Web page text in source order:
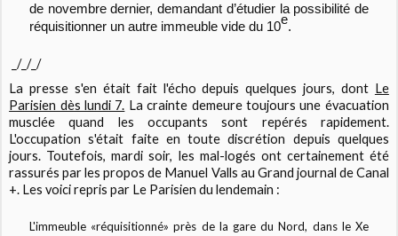
de novembre dernier, demandant d’étudier la possibilité de
réquisitionner un autre immeuble vide du 10e.
_/_/_/
La presse s'en était fait l'écho depuis quelques jours, dont Le
Parisien dès lundi 7. La crainte demeure toujours une évacuation
musclée quand les occupants sont repérés rapidement.
L'occupation s'était faite en toute discrétion depuis quelques
jours. Toutefois, mardi soir, les mal-logés ont certainement été
rassurés par les propos de Manuel Valls au Grand journal de Canal
+. Les voici repris par Le Parisien du lendemain :
L'immeuble «réquisitionné» près de la gare du Nord, dans le Xe